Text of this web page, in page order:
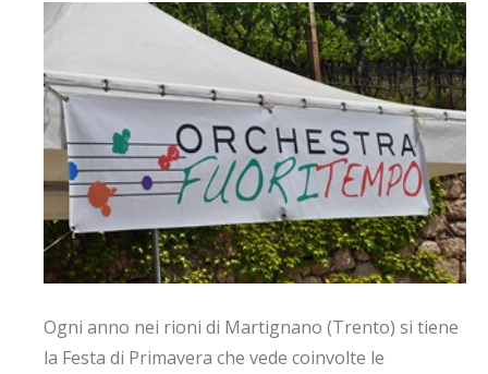
Ogni anno nei rioni di Martignano (Trento) si tiene
la Festa di Primavera che vede coinvolte le